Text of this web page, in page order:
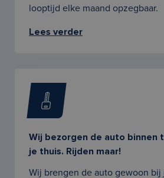
looptijd elke maand opzegbaar.
Lees verder
Wij bezorgen de auto binnen
je thuis. Rijden maar!
Wij brengen de auto gewoon bij